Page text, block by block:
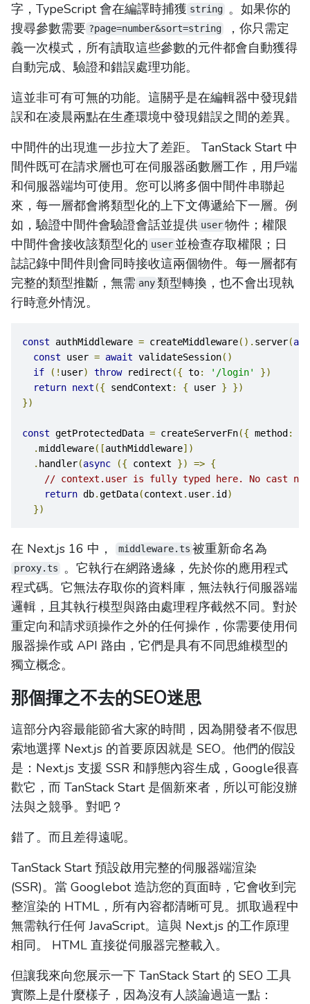
字，TypeScript 會在編譯時捕獲 string 。如果你的
搜尋參數需要 ?page=number&sort=string
，你只需定
義一次模式，所有讀取這些參數的元件都會自動獲得
自動完成、驗證和錯誤處理功能。
這並非可有可無的功能。這關乎是在編輯器中發現錯
誤和在凌晨兩點在生產環境中發現錯誤之間的差異。
中間件的出現進一步拉大了差距。 TanStack Start 中
間件既可在請求層也可在伺服器函數層工作，用戶端
和伺服器端均可使用。您可以將多個中間件串聯起
來，每一層都會將類型化的上下文傳遞給下一層。例
如，驗證中間件會驗證會話並提供 user 物件；權限
中間件會接收該類型化的 user 並檢查存取權限；日
誌記錄中間件則會同時接收這兩個物件。每一層都有
完整的類型推斷，無需 any 類型轉換，也不會出現執
行時意外情況。
const authMiddleware = createMiddleware(). server(
const user = await validateSession()
if
(! user) throw redirect ({ to: '/login'
})
return next ({ sendContext : { user }
})
})
const getProtectedData = createServerFn({ method:
.middleware([authMiddleware])
. handler(async ({ context }) => {
// context.user is fully typed here. No cast
return db.getData(context . user. id)
})
在 Next.js 16 中， middleware.ts 被重新命名為
proxy.ts
。它執行在網路邊緣，先於你的應用程式
程式碼。它無法存取你的資料庫，無法執行伺服器端
邏輯，且其執行模型與路由處理程序截然不同。對於
重定向和請求頭操作之外的任何操作，你需要使用伺
服器操作或 API 路由，它們是具有不同思維模型的
獨立概念。
那個揮之不去的SEO迷思
這部分內容最能節省大家的時間，因為開發者不假思
索地選擇 Next.js 的首要原因就是 SEO。他們的假設
是：Next.js 支援 SSR 和靜態內容生成，Google很喜
歡它，而 TanStack Start 是個新來者，所以可能沒辦
法與之競爭。對吧？
錯了。而且差得遠呢。
TanStack Start 預設啟用完整的伺服器端渲染
(SSR)。當 Googlebot 造訪您的頁面時，它會收到完
整渲染的 HTML，所有內容都清晰可見。抓取過程中
無需執行任何 JavaScript。這與 Next.js 的工作原理
相同。 HTML 直接從伺服器完整載入。
但讓我來向您展示一下 TanStack Start 的 SEO 工具
實際上是什麼樣子，因為沒有人談論過這一點：